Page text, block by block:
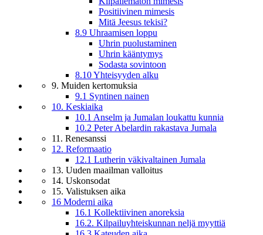
Positiivinen mimesis
Mitä Jeesus tekisi?
8.9 Uhraamisen loppu
Uhrin puolustaminen
Uhrin kääntymys
Sodasta sovintoon
8.10 Yhteisyyden alku
9. Muiden kertomuksia
9.1 Syntinen nainen
10. Keskiaika
10.1 Anselm ja Jumalan loukattu kunnia
10.2 Peter Abelardin rakastava Jumala
11. Renesanssi
12. Reformaatio
12.1 Lutherin väkivaltainen Jumala
13. Uuden maailman valloitus
14. Uskonsodat
15. Valistuksen aika
16 Moderni aika
16.1 Kollektiivinen anoreksia
16.2. Kilpailuyhteiskunnan neljä myyttiä